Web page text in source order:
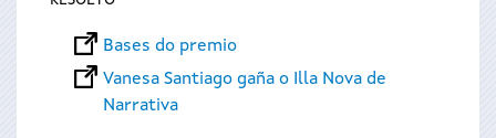
Bases do premio
Vanesa Santiago gaña o Illa Nova de
Narrativa